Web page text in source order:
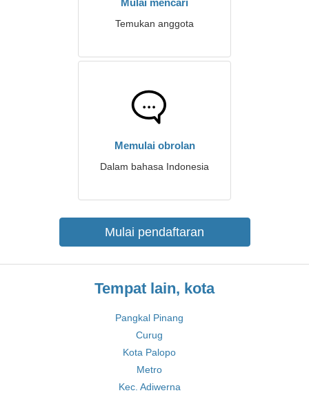
Mulai mencari
Temukan anggota
Memulai obrolan
Dalam bahasa Indonesia
Mulai pendaftaran
Tempat lain, kota
Pangkal Pinang
Curug
Kota Palopo
Metro
Kec. Adiwerna